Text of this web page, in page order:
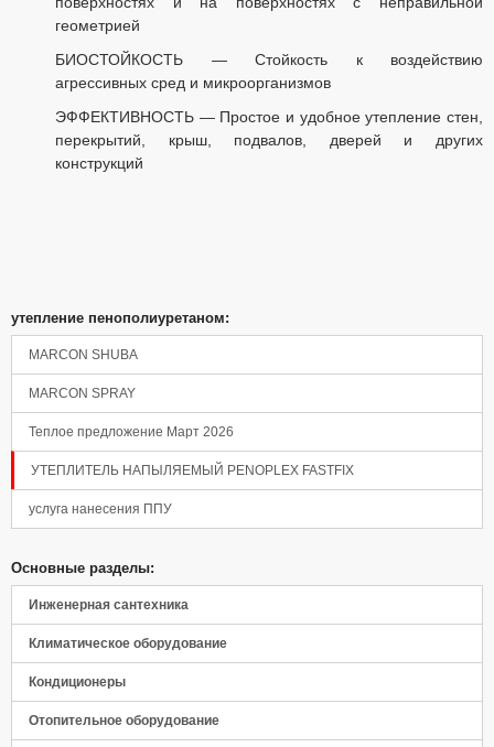
геометрией
БИОСТОЙКОСТЬ — Стойкость к воздействию
агрессивных сред и микроорганизмов
ЭФФЕКТИВНОСТЬ — Простое и удобное утепление стен,
перекрытий, крыш, подвалов, дверей и других
конструкций
утепление пенополиуретаном:
MARCON SHUBA
MARCON SPRAY
Теплое предложение Март 2026
УТЕПЛИТЕЛЬ НАПЫЛЯЕМЫЙ PENOPLEX FASTFIX
услуга нанесения ППУ
Основные разделы:
Инженерная сантехника
Климатическое оборудование
Кондиционеры
Отопительное оборудование